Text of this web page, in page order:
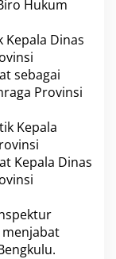
Hukum
Kepala Dinas
sebagai
Provinsi
Kepala
Kepala Dinas
menjabat